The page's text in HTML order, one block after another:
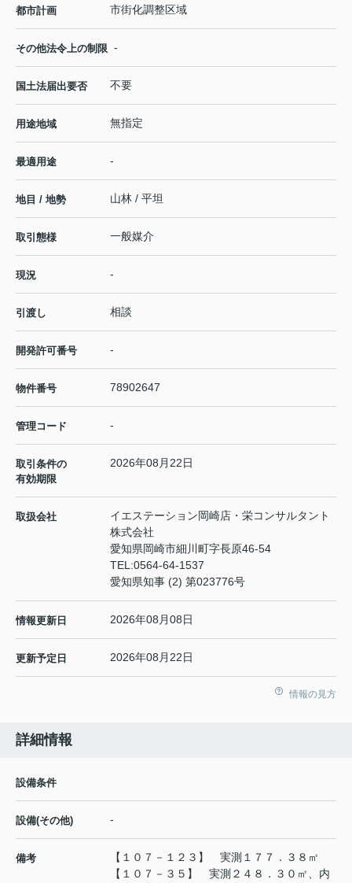
都市計画 市街化調整区域
その他法令上の制限 -
国土法届出要否 不要
用途地域 無指定
最適用途 -
地目 / 地勢 山林 / 平坦
取引態様 一般媒介
現況 -
引渡し 相談
開発許可番号 -
物件番号 78902647
管理コード -
取引条件の
有効期限
2026年08月22日
取扱会社
イエステーション岡崎店・栄コンサルタント
株式会社
愛知県岡崎市細川町字長原46-54
TEL:0564-64-1537
愛知県知事 (2) 第023776号
情報更新日 2026年08月08日
更新予定日 2026年08月22日
情報の見方
詳細情報
設備条件
設備(その他) -
備考
【１０７－１２３】 実測１７７．３８㎡
【１０７－３５】 実測２４８．３０㎡、内